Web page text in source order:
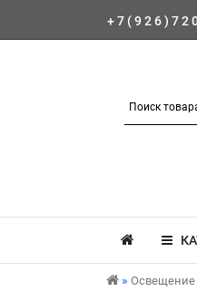
Освещение